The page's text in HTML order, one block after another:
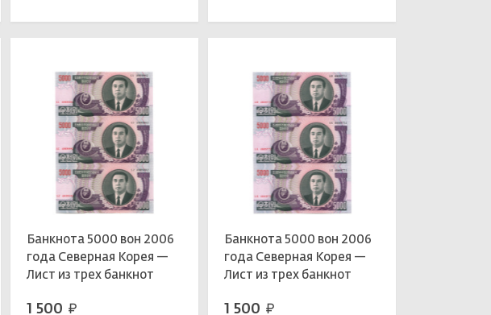
Банкнота 5000 вон 2006
года Северная Корея —
Лист из трех банкнот
1 500 руб.
Банкнота 5000 вон 2006
года Северная Корея —
Лист из трех банкнот
1 500 руб.